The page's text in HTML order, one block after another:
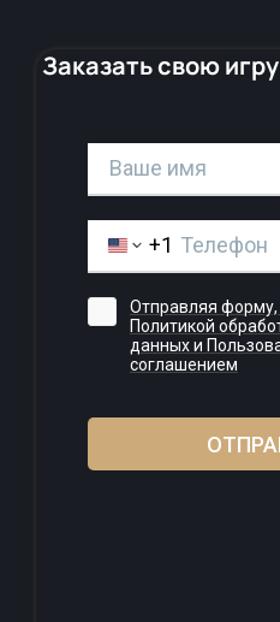
Заказать свою игру